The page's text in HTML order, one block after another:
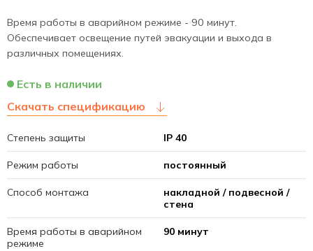
Время работы в аварийном режиме - 90 минут.
Обеспечивает освещение путей эвакуации и выхода в
различных помещениях.
Есть в наличии
Скачать спецификацию
Степень защиты IP 40
Режим работы постоянный
Способ монтажа
накладной / подвесной /
стена
Время работы в аварийном
режиме
90 минут